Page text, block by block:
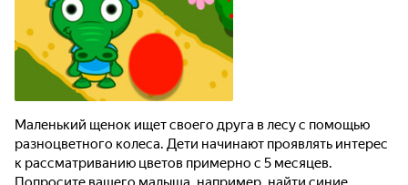
Маленький щенок ищет своего друга в лесу с помощью
разноцветного колеса. Дети начинают проявлять интерес
к рассматриванию цветов примерно с 5 месяцев.